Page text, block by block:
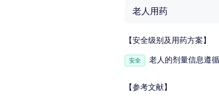
老人用药
【安全级别及用药方案】
安全 老人的剂量信息遵
【参考文献】